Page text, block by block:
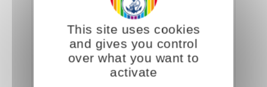
Nella Scienza Iniziatica leggere vuole dire
essere capaci di decifrare l’aspetto sottile e
nascosto delle creature e degli oggetti, nonché
14.00CHF
This site uses cookies
and gives you control
over what you want to
activate